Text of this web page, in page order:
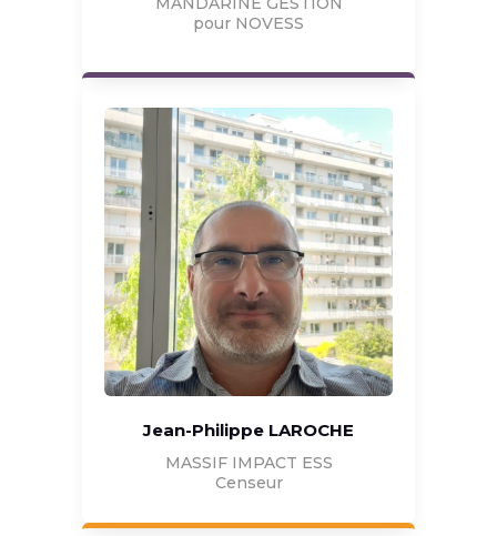
pour NOVESS
Jean-Philippe LAROCHE
MASSIF IMPACT ESS
Censeur